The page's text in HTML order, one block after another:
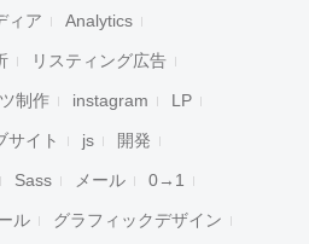
ィア Analytics
リスティング広告
制作 instagram LP
サイト js 開発
Sass メール 0→1
ル グラフィックデザイン